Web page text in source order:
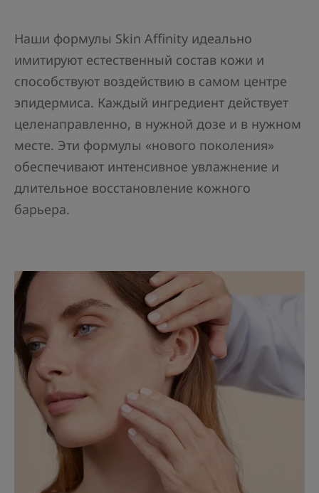
Наши формулы Skin Affinity идеально
имитируют естественный состав кожи и
способствуют воздействию в самом центре
эпидермиса. Каждый ингредиент действует
целенаправленно, в нужной дозе и в нужном
месте. Эти формулы «нового поколения»
обеспечивают интенсивное увлажнение и
длительное восстановление кожного
барьера.